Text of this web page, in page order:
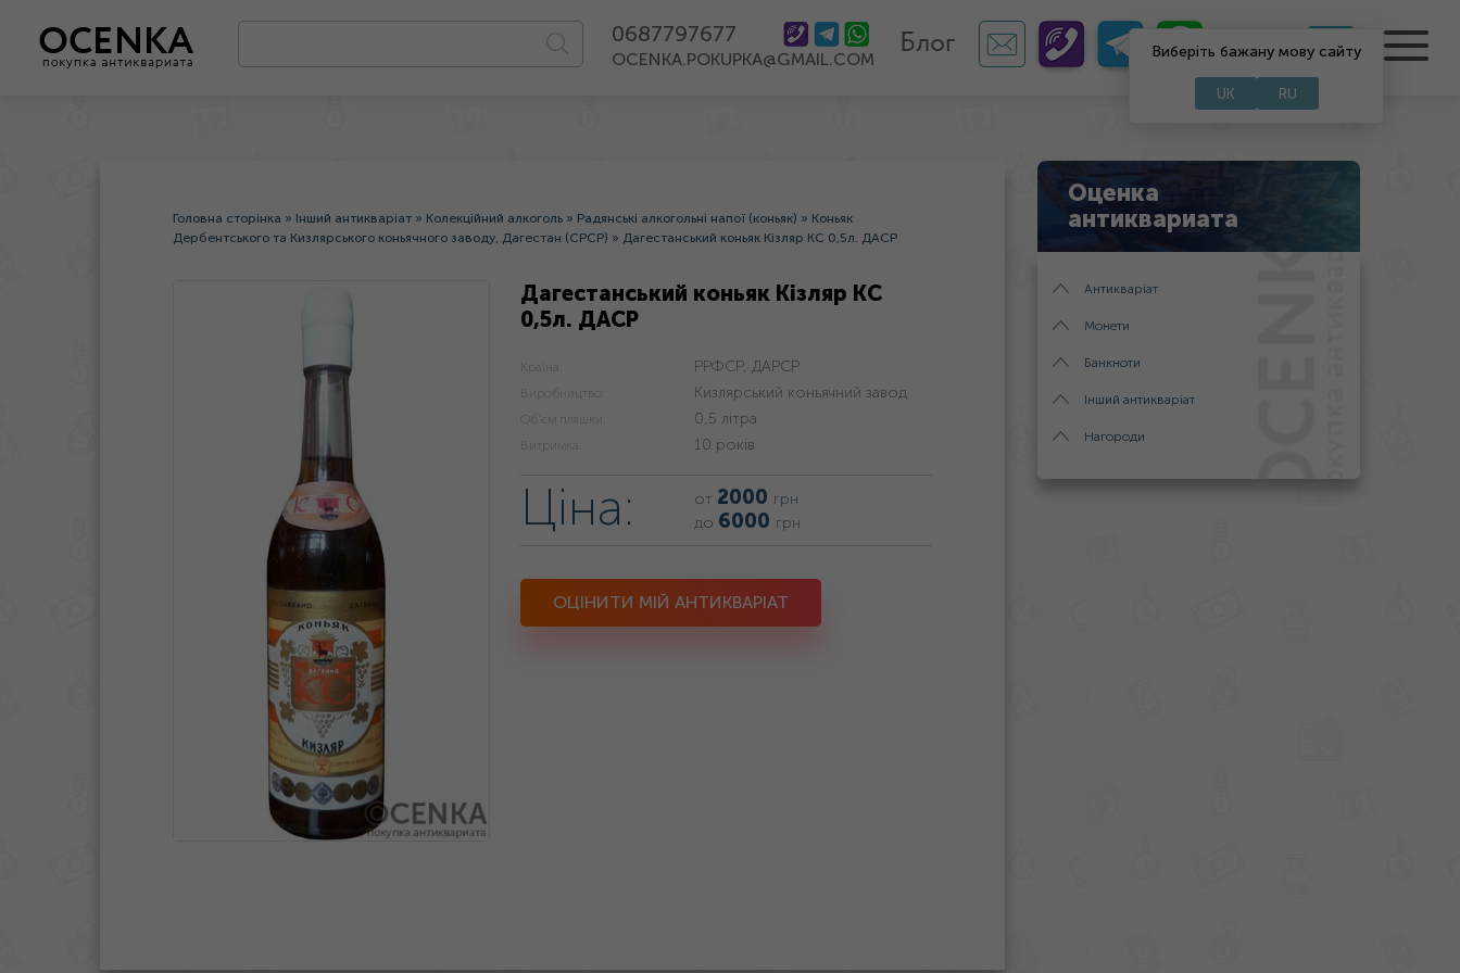
0687797677
OCENKA.POKUPKA@GMAIL.COM Блог UA
Виберіть бажану мову сайту
UK RU
Головна сторінка » Інший антикваріат » Колекційний алкоголь » Радянські алкогольні напої (коньяк) » Коньяк
Дербентського та Кизлярського коньячного заводу, Дагестан (СРСР) » Дагестанський коньяк Кізляр КС 0,5л. ДАСР
Дагестанський коньяк Кізляр КС
0,5л. ДАСР
Країна: РРФСР, ДАРСР
Виробництво: Кизлярський коньячний завод
Об'єм пляшки: 0,5 літра
Витримка: 10 років
Ціна: от 2000 грн
до 6000 грн
ОЦІНИТИ МІЙ АНТИКВАРІАТ
Оценка
антиквариата
Антикваріат
Монети
Банкноти
Інший антикваріат
Нагороди